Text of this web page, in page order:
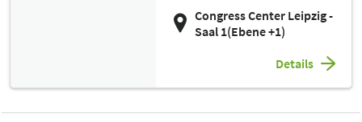
Congress Center Leipzig -
Saal 1(Ebene +1)
Details